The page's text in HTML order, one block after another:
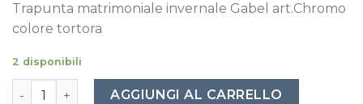
Trapunta matrimoniale invernale Gabel art.Chromo
colore tortora
2 disponibili
Trapunta matrimoniale invernale Gabel art.Chromo
AGGIUNGI AL CARRELLO